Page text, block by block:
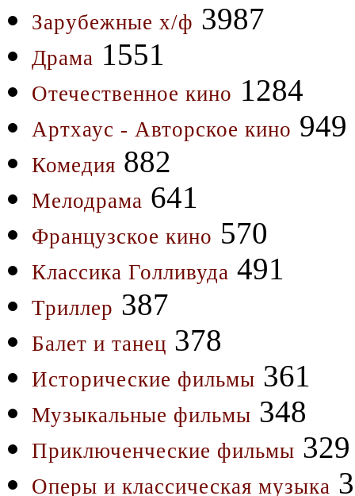
Зарубежные х/ф 3987
Драма 1551
Отечественное кино 1284
Артхаус - Авторское кино 949
Комедия 882
Мелодрама 641
Французское кино 570
Классика Голливуда 491
Триллер 387
Балет и танец 378
Исторические фильмы 361
Музыкальные фильмы 348
Приключенческие фильмы 329
Оперы и классическая музыка